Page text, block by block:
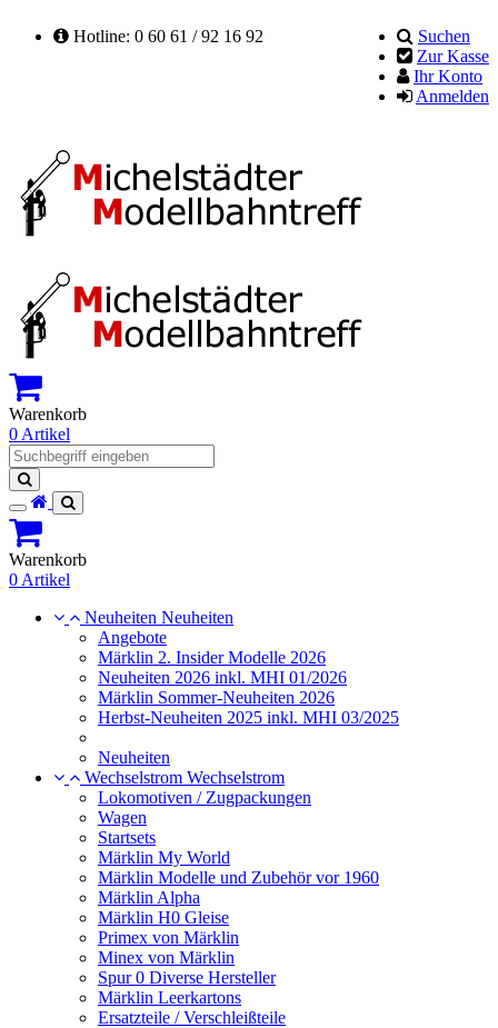
Hotline: 0 60 61 / 92 16 92
Suchen
Zur Kasse
Ihr Konto
Anmelden
Warenkorb
0 Artikel
Suchen
Toggle
navigation
Warenkorb
0 Artikel
Neuheiten Neuheiten
Angebote
Märklin 2. Insider Modelle 2026
Neuheiten 2026 inkl. MHI 01/2026
Märklin Sommer-Neuheiten 2026
Herbst-Neuheiten 2025 inkl. MHI 03/2025
Neuheiten
Wechselstrom Wechselstrom
Lokomotiven / Zugpackungen
Wagen
Startsets
Märklin My World
Märklin Modelle und Zubehör vor 1960
Märklin Alpha
Märklin H0 Gleise
Primex von Märklin
Minex von Märklin
Spur 0 Diverse Hersteller
Märklin Leerkartons
Ersatzteile / Verschleißteile